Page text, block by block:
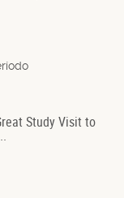
Study Visit to